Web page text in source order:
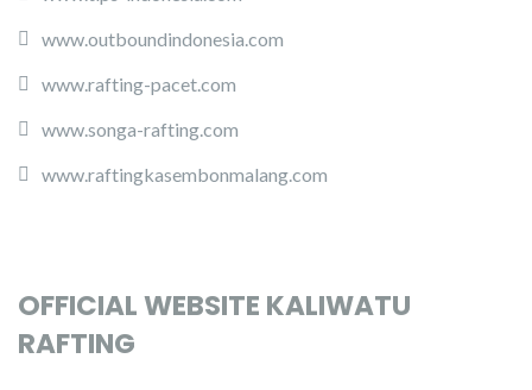
www.outboundindonesia.com
www.rafting-pacet.com
www.songa-rafting.com
www.raftingkasembonmalang.com
OFFICIAL WEBSITE KALIWATU
RAFTING